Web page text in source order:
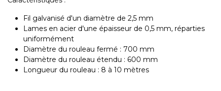
Fil galvanisé d'un diamètre de 2,5 mm
Lames en acier d'une épaisseur de 0,5 mm, réparties
uniformément
Diamètre du rouleau fermé : 700 mm
Diamètre du rouleau étendu : 600 mm
Longueur du rouleau : 8 à 10 mètres